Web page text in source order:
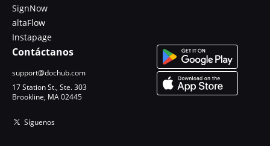
SignNow
altaFlow
Instapage
Contáctanos
support@dochub.com
17 Station St., Ste. 303
Brookline, MA 02445
Síguenos